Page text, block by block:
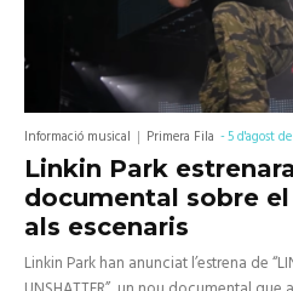
Informació musical Primera Fila -5 d'agost
Linkin Park
documental sobre
als escenaris
Linkin Park han anunciat l’estrena de